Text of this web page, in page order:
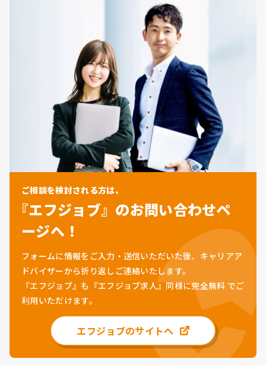
ご相談を検討される方は、
『エフジョブ』のお問い合わせペ
ージへ！
フォームに情報をご入力・送信いただいた後、キャリアア
ドバイザーから折り返しご連絡いたします。
『エフジョブ』も『エフジョブ求人』同様に完全無料 でご
利用いただけます。
エフジョブのサイトへ